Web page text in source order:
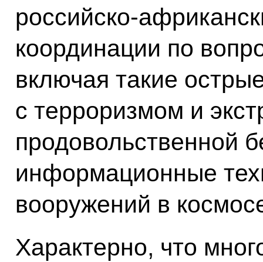
российско-
координации по
включая такие
с терроризмом и
продовольственной
информационные
вооружений в
Характерно, что